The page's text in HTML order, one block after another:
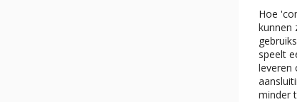
Hoe
kunnen
speelt
leveren
minder